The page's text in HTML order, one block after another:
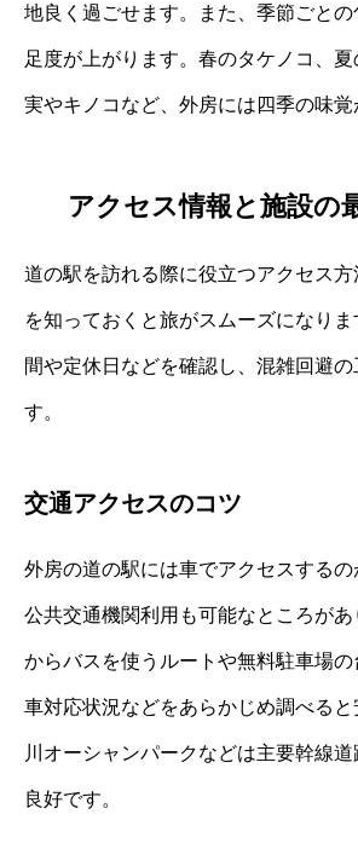
地良く過ごせます。また、季節ごと
足度が上がります。春のタケノコ、
実やキノコなど、外房には四季の味覚
アクセス情報と施設の
道の駅を訪れる際に役立つアクセス
を知っておくと旅がスムーズになり
間や定休日などを確認し、混雑回避の
す。
交通アクセスのコツ
外房の道の駅には車でアクセスするの
公共交通機関利用も可能なところが
からバスを使うルートや無料駐車場
車対応状況などをあらかじめ調べる
川オーシャンパークなどは主要幹線
良好です。